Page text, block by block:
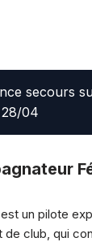
secours
28/04
un pilote
club, qui